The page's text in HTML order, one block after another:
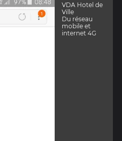
VDA Hotel de
Ville
Du réseau
mobile et
internet 4G